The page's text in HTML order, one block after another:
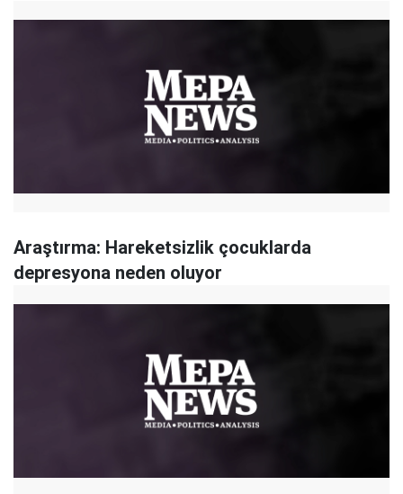
Araştırma: Hareketsizlik çocuklarda
depresyona neden oluyor